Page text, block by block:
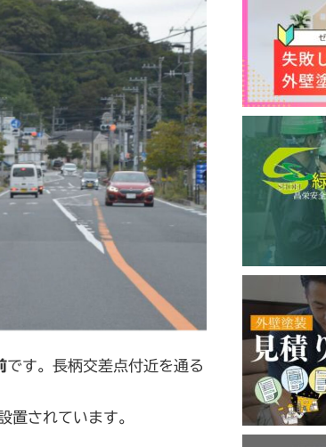
です。長柄交差点付近を通る
置されています。